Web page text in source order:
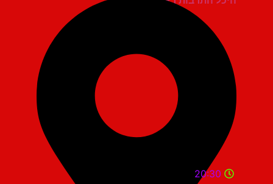
20:30